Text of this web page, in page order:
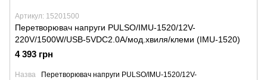
Артикул: 15201500
Перетворювач напруги PULSO/IMU-1520/12V-
220V/1500W/USB-5VDC2.0A/мод.хвиля/клеми (IMU-1520)
4 393 грн
Назва
Перетворювач напруги PULSO/IMU-1520/12V-